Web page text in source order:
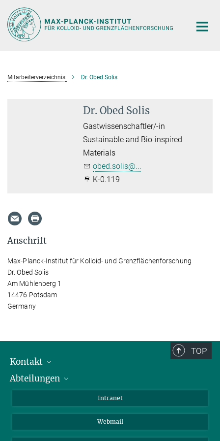
Hauptinhalt
Mitarbeiterverzeichnis Dr. Obed Solis
Dr. Obed Solis
Gastwissenschaftler/-in
Sustainable and Bio-inspired
Materials
obed.solis@...
K-0.119
Anschrift
Max-Planck-Institut für Kolloid- und Grenzflächenforschung
Dr. Obed Solis
Am Mühlenberg 1
14476 Potsdam
Germany
TOP
Kontakt
Mitarbeiterverzeichnis
Abteilungen
Kolloidchemie
Intranet
Webmail